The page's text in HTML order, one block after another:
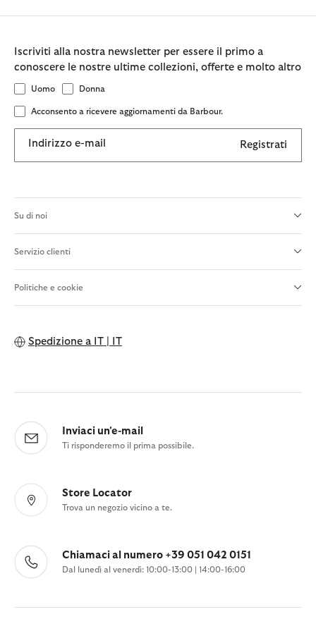
Iscriviti alla nostra newsletter per essere il primo a
conoscere le nostre ultime collezioni, offerte e molto altro
Uomo Donna
Acconsento a ricevere aggiornamenti da Barbour.
Indirizzo e-mail Registrati
Su di noi
Servizio clienti
Politiche e cookie
Spedizione a IT | IT
Inviaci un'e-mail
Ti risponderemo il prima possibile.
Store Locator
Trova un negozio vicino a te.
Chiamaci al numero +39 051 042 0151
Dal lunedì al venerdì: 10:00-13:00 | 14:00-16:00